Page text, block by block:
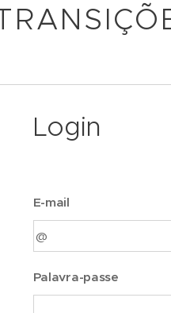
Login
E-mail
Palavra-passe